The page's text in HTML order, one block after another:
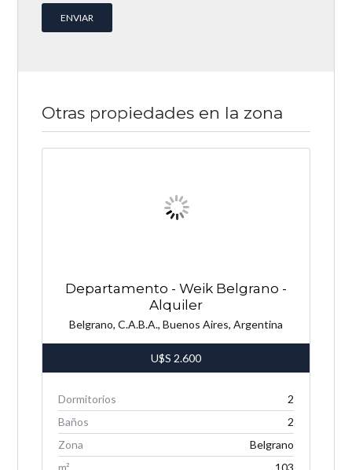
Otras propiedades en la zona
Departamento - Weik Belgrano -
Alquiler
Belgrano, C.A.B.A., Buenos Aires, Argentina
U$S 2.600
Dormitorios
2
Baños
2
Zona
Belgrano
m²
103